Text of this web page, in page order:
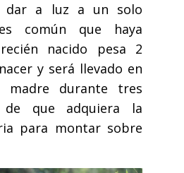
dar a luz a un solo
común que haya
nacido pesa 2
y será llevado en
madre durante tres
de que adquiera la
para montar sobre